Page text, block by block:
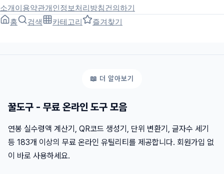
소개 이용약관개인정보처리방침건의하기
홈
검색 카테고리 즐겨찾기
꿀도구 - 무료 온라인 도구 모음
연봉 실수령액 계산기, QR코드 생성기, 단위 변환기, 글자수 세기
등 183개 이상의 무료 온라인 유틸리티를 제공합니다. 회원가입 없
이 바로 사용하세요.